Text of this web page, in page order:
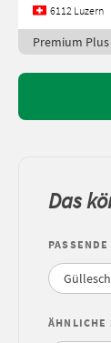
6112 Luzern
Premium
Das
ÄHNLICHE